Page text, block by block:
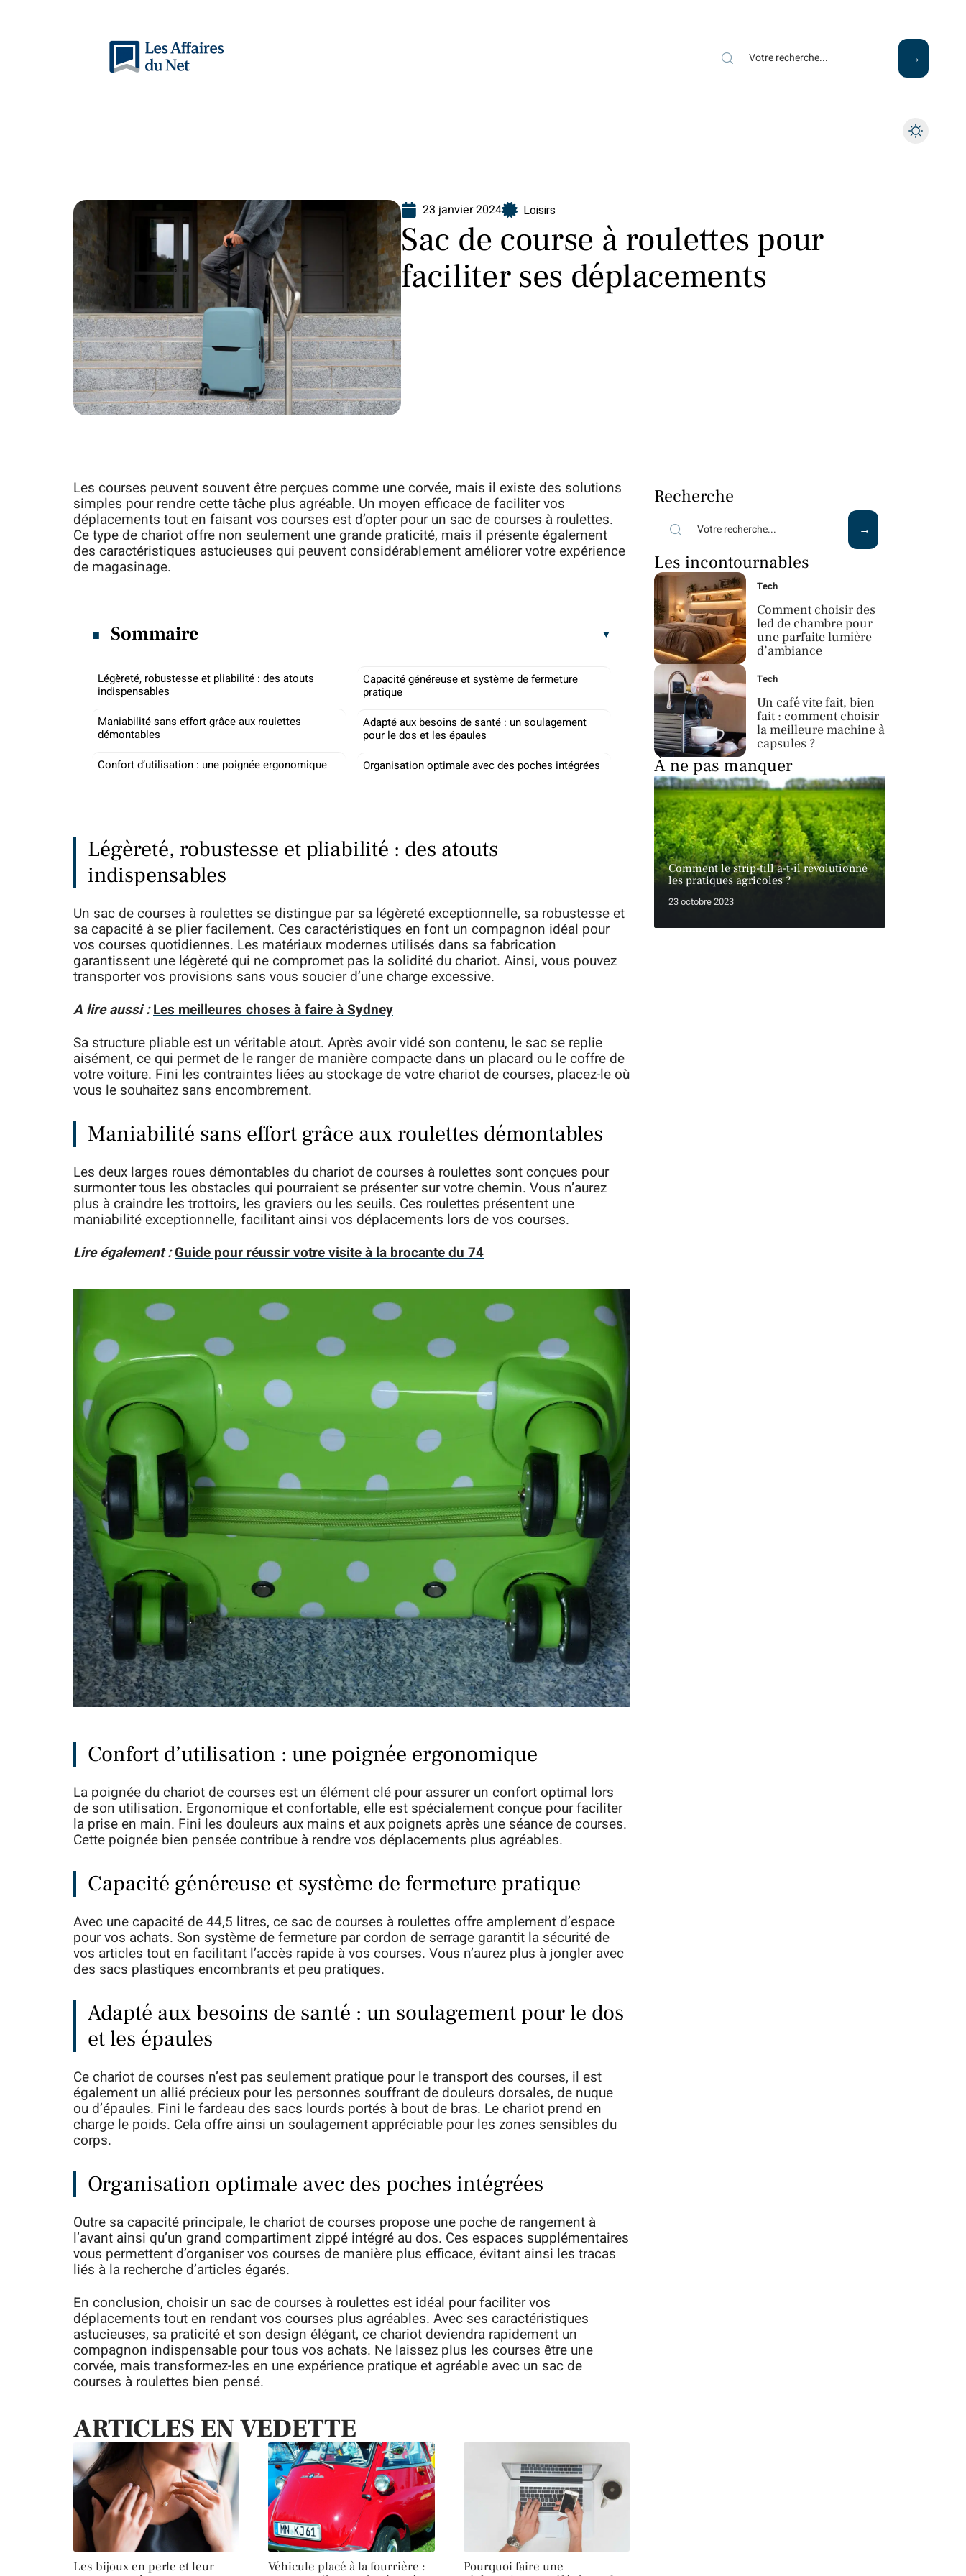
23 janvier 2024 Loisirs
Sac de course à roulettes pour
faciliter ses déplacements
Les courses peuvent souvent être perçues comme une corvée, mais il existe des solutions
simples pour rendre cette tâche plus agréable. Un moyen efficace de faciliter vos
déplacements tout en faisant vos courses est d’opter pour un sac de courses à roulettes.
Ce type de chariot offre non seulement une grande praticité, mais il présente également
des caractéristiques astucieuses qui peuvent considérablement améliorer votre expérience
de magasinage.
Sommaire
Légèreté, robustesse et pliabilité : des atouts
indispensables
Maniabilité sans effort grâce aux roulettes
démontables
Confort d’utilisation : une poignée ergonomique
Capacité généreuse et système de fermeture
pratique
Adapté aux besoins de santé : un soulagement
pour le dos et les épaules
Organisation optimale avec des poches intégrées
Légèreté, robustesse et pliabilité : des atouts
indispensables
Un sac de courses à roulettes se distingue par sa légèreté exceptionnelle, sa robustesse et
sa capacité à se plier facilement. Ces caractéristiques en font un compagnon idéal pour
vos courses quotidiennes. Les matériaux modernes utilisés dans sa fabrication
garantissent une légèreté qui ne compromet pas la solidité du chariot. Ainsi, vous pouvez
transporter vos provisions sans vous soucier d’une charge excessive.
A lire aussi :Les meilleures choses à faire à Sydney
Sa structure pliable est un véritable atout. Après avoir vidé son contenu, le sac se replie
aisément, ce qui permet de le ranger de manière compacte dans un placard ou le coffre de
votre voiture. Fini les contraintes liées au stockage de votre chariot de courses, placez-le où
vous le souhaitez sans encombrement.
Maniabilité sans effort grâce aux roulettes démontables
Les deux larges roues démontables du chariot de courses à roulettes sont conçues pour
surmonter tous les obstacles qui pourraient se présenter sur votre chemin. Vous n’aurez
plus à craindre les trottoirs, les graviers ou les seuils. Ces roulettes présentent une
maniabilité exceptionnelle, facilitant ainsi vos déplacements lors de vos courses.
Lire également :Guide pour réussir votre visite à la brocante du 74
Confort d’utilisation : une poignée ergonomique
La poignée du chariot de courses est un élément clé pour assurer un confort optimal lors
de son utilisation. Ergonomique et confortable, elle est spécialement conçue pour faciliter
la prise en main. Fini les douleurs aux mains et aux poignets après une séance de courses.
Cette poignée bien pensée contribue à rendre vos déplacements plus agréables.
Capacité généreuse et système de fermeture pratique
Avec une capacité de 44,5 litres, ce sac de courses à roulettes offre amplement d’espace
pour vos achats. Son système de fermeture par cordon de serrage garantit la sécurité de
vos articles tout en facilitant l’accès rapide à vos courses. Vous n’aurez plus à jongler avec
des sacs plastiques encombrants et peu pratiques.
Adapté aux besoins de santé : un soulagement pour le dos
et les épaules
Ce chariot de courses n’est pas seulement pratique pour le transport des courses, il est
également un allié précieux pour les personnes souffrant de douleurs dorsales, de nuque
ou d’épaules. Fini le fardeau des sacs lourds portés à bout de bras. Le chariot prend en
charge le poids. Cela offre ainsi un soulagement appréciable pour les zones sensibles du
corps.
Organisation optimale avec des poches intégrées
Outre sa capacité principale, le chariot de courses propose une poche de rangement à
l’avant ainsi qu’un grand compartiment zippé intégré au dos. Ces espaces supplémentaires
vous permettent d’organiser vos courses de manière plus efficace, évitant ainsi les tracas
liés à la recherche d’articles égarés.
En conclusion, choisir un sac de courses à roulettes est idéal pour faciliter vos
déplacements tout en rendant vos courses plus agréables. Avec ses caractéristiques
astucieuses, sa praticité et son design élégant, ce chariot deviendra rapidement un
compagnon indispensable pour tous vos achats. Ne laissez plus les courses être une
corvée, mais transformez-les en une expérience pratique et agréable avec un sac de
courses à roulettes bien pensé.
ARTICLES EN VEDETTE
Les bijoux en perle et leur
Véhicule placé à la fourrière :
Pourquoi faire une
Recherche
Les incontournables
Tech
Comment choisir des
led de chambre pour
une parfaite lumière
d’ambiance
Tech
Un café vite fait, bien
fait : comment choisir
la meilleure machine à
capsules ?
À ne pas manquer
Comment le strip-till a-t-il révolutionné
les pratiques agricoles ?
23 octobre 2023